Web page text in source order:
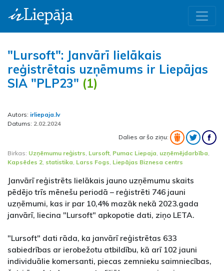
"Lursoft": Janvārī lielākais
reģistrētais uzņēmums ir Liepājas
SIA "PLP23" (1)
Autors: irliepaja.lv
Datums: 2.02.2024
Dalies ar šo ziņu:
Birkas: Uzņēmumu reģistrs Lursoft Pumac Liepaja uzņēmējdarbība
Kapsēdes 2 statistika Larss Fogs Liepājas Biznesa centrs
Janvārī reģistrēts lielākais jauno uzņēmumu skaits
pēdējo trīs mēnešu periodā – reģistrēti 746 jauni
uzņēmumi, kas ir par 10,4% mazāk nekā 2023.gada
janvārī, liecina "Lursoft" apkopotie dati, ziņo LETA.
"Lursoft" dati rāda, ka janvārī reģistrētas 633
sabiedrības ar ierobežotu atbildību, kā arī 102 jauni
individuālie komersanti, piecas zemnieku saimniecības,